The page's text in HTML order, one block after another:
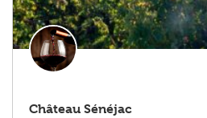
Château Sénéjac